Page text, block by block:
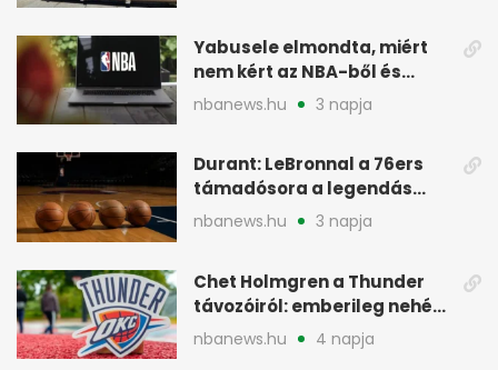
Yabusele elmondta, miért
nem kért az NBA-ből és
miért jött Európába
nbanews.hu 3 napja
Durant: LeBronnal a 76ers
támadósora a legendás
Warriorsra emlékeztet
nbanews.hu 3 napja
Chet Holmgren a Thunder
távozóiról: emberileg nehéz,
de bízik
nbanews.hu 4 napja